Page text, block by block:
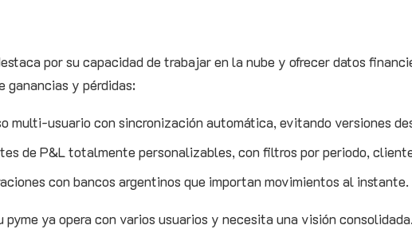
por su capacidad de trabajar en la nube y ofrecer datos
ganancias y pérdidas:
multi‑usuario con sincronización automática, evitando versiones
de P&L totalmente personalizables, con filtros por periodo,
con bancos argentinos que importan movimientos al instante.
pyme ya opera con varios usuarios y necesita una visión consolidada.